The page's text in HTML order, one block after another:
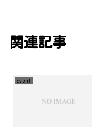
関連記事
Event